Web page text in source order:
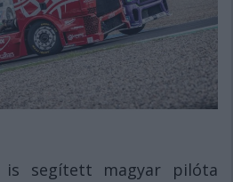
segített magyar pilóta